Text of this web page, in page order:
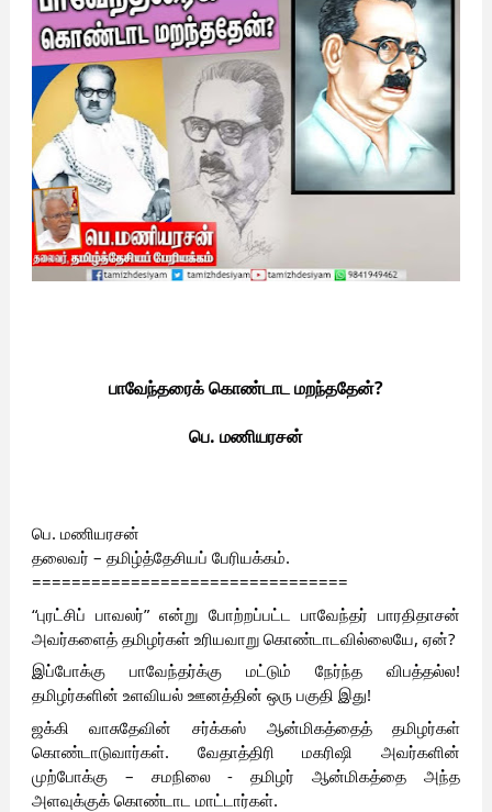
பாவேந்தரைக் கொண்டாட மறந்ததேன்?
பெ. மணியரசன்
பெ. மணியரசன்
தலைவர் – தமிழ்த்தேசியப் பேரியக்கம்.
================================
“புரட்சிப் பாவலர்” என்று போற்றப்பட்ட பாவேந்தர் பாரதிதாசன்
அவர்களைத் தமிழர்கள் உரியவாறு கொண்டாடவில்லையே, ஏன்?
இப்போக்கு பாவேந்தர்க்கு மட்டும் நேர்ந்த விபத்தல்ல!
தமிழர்களின் உளவியல் ஊனத்தின் ஒரு பகுதி இது!
ஜக்கி வாசுதேவின் சர்க்கஸ் ஆன்மிகத்தைத் தமிழர்கள்
கொண்டாடுவார்கள். வேதாத்திரி மகரிஷி அவர்களின்
முற்போக்கு – சமநிலை - தமிழர் ஆன்மிகத்தை அந்த
அளவுக்குக் கொண்டாட மாட்டார்கள்.